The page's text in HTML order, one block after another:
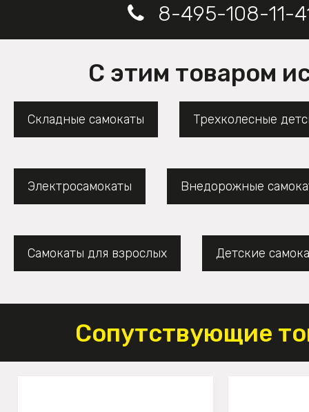
8-495-108-11-
С этим товаром
Складные самокаты Трехколесные
Электросамокаты Внедорожные
Самокаты для взрослых Детские
Сопутствующие